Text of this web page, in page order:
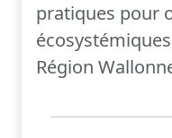
pratiques pour
Région